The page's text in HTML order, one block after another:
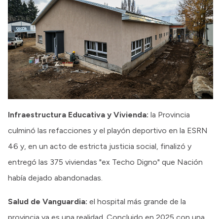
Infraestructura Educativa y Vivienda: la Provincia
culminó las refacciones y el playón deportivo en la ESRN
46 y, en un acto de estricta justicia social, finalizó y
entregó las 375 viviendas "ex Techo Digno" que Nación
había dejado abandonadas.
Salud de Vanguardia: el hospital más grande de la